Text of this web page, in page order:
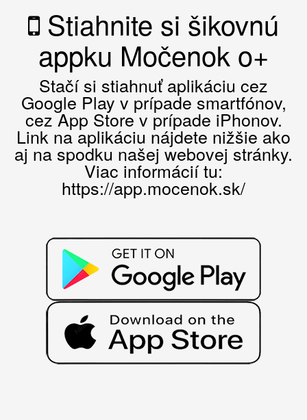
Stiahnite si šikovnú
appku Močenok o+
Stačí si stiahnuť aplikáciu cez
Google Play v prípade smartfónov,
cez App Store v prípade iPhonov.
Link na aplikáciu nájdete nižšie ako
aj na spodku našej webovej stránky.
Viac informácií tu:
https://app.mocenok.sk/